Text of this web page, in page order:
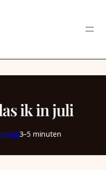
ik in juli
3–5 minuten